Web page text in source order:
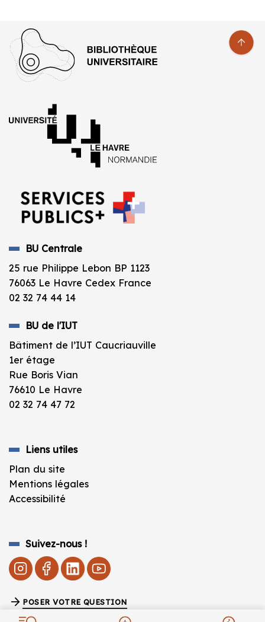
BU Centrale
25 rue Philippe Lebon BP 1123
76063 Le Havre Cedex France
02 32 74 44 14
BU de l'IUT
Bâtiment de l’IUT Caucriauville
1er étage
Rue Boris Vian
76610 Le Havre
02 32 74 47 72
Liens utiles
Plan du site
Mentions légales
Accessibilité
Suivez-nous !
POSER VOTRE QUESTION